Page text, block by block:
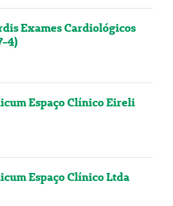
Exames Cardiológicos
4)
Espaço Clínico Eireli
Espaço Clínico Ltda